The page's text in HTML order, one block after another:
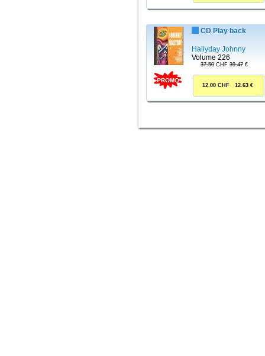
CD Play back
Hallyday Johnny
Volume 226
37.50 CHF 39.47 €
12.00 CHF 12.63 €